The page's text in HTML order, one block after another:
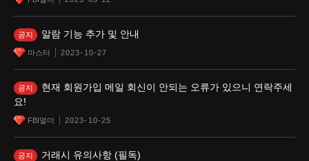
공지 알람 기능 추가 및 안내
마스터 2023-10-27
공지
현재 회원가입 메일 회신이 안되는 오류가 있으니 연락주세
요!
FBI멀더 2023-10-25
공지 거래시 유의사항 (필독)